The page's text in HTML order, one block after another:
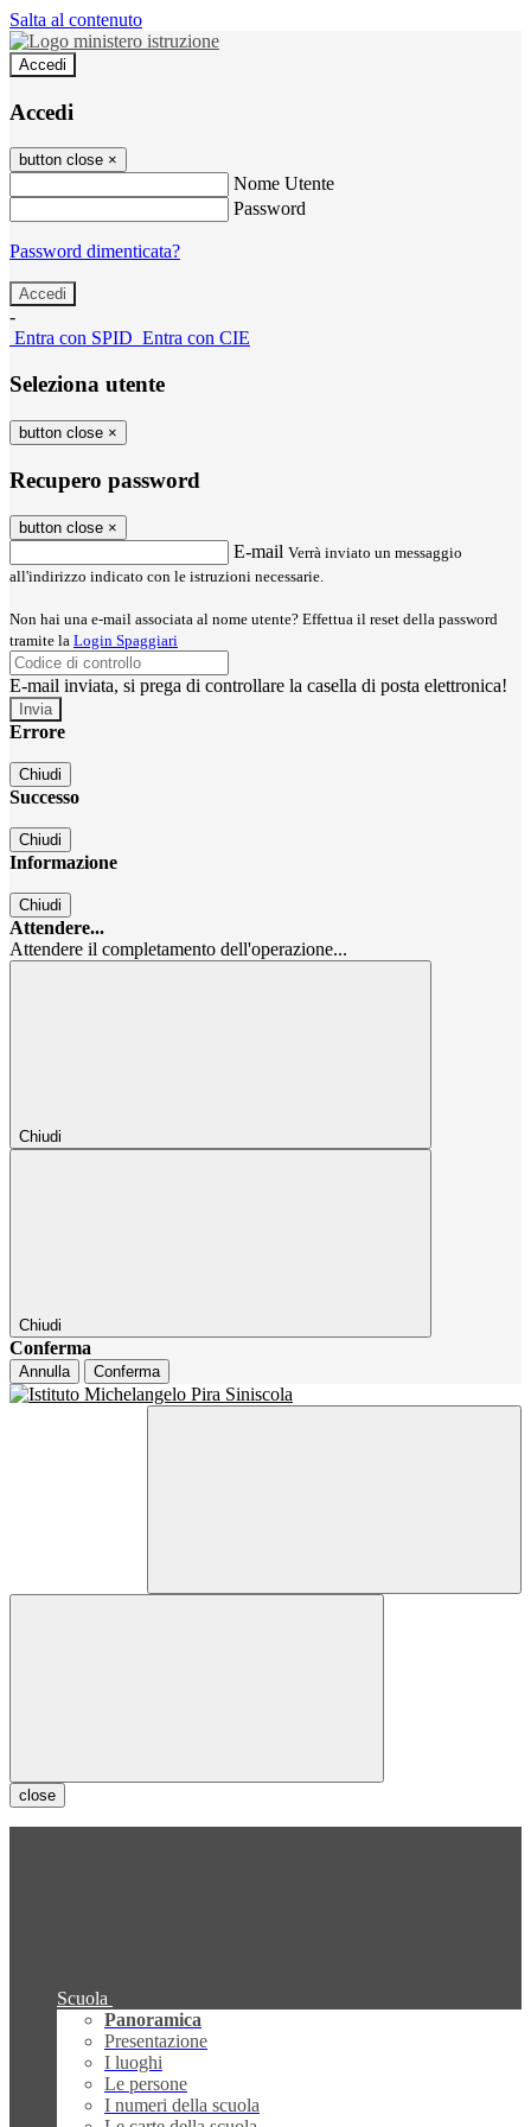
Salta al contenuto
Accedi
Accedi
button close ×
Nome Utente
Password
Password dimenticata?
-
Entra con SPID Entra con CIE
Seleziona utente
button close ×
Recupero password
button close ×
E-mail Verrà inviato un messaggio
all'indirizzo indicato con le istruzioni necessarie.
Non hai una e-mail associata al nome utente? Effettua il reset della password
tramite la Login Spaggiari
E-mail inviata, si prega di controllare la casella di posta elettronica!
Errore
Chiudi
Successo
Chiudi
Informazione
Chiudi
Attendere...
Attendere il completamento dell'operazione...
Chiudi
Chiudi
Conferma
Annulla Conferma
close
Scuola
Panoramica
Presentazione
I luoghi
Le persone
I numeri della scuola